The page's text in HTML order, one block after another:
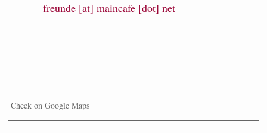
freunde [at] maincafe [dot] net
Check on Google Maps